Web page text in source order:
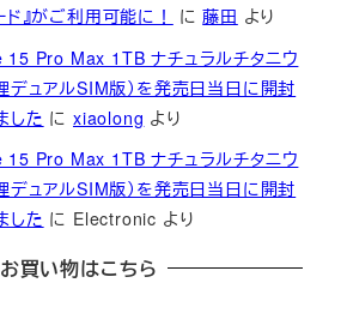
』がご利用可能に！
に藤田 より
15 Pro Max 1TB ナチュラルチタニウ
デュアルSIM版）を発売日当日に開封
した にxiaolong より
15 Pro Max 1TB ナチュラルチタニウ
デュアルSIM版）を発売日当日に開封
した に Electronic より
お買い物はこちら